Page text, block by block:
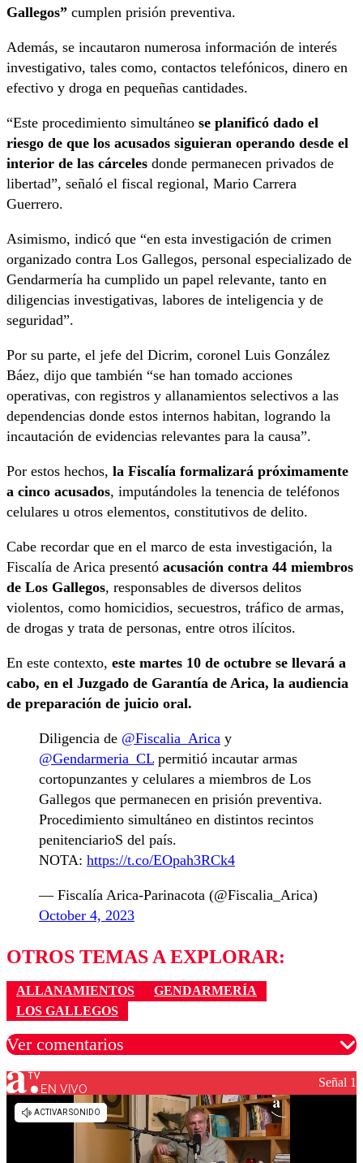
Gallegos” cumplen prisión preventiva.
Además, se incautaron numerosa información de interés
investigativo, tales como, contactos telefónicos, dinero en
efectivo y droga en pequeñas cantidades.
“Este procedimiento simultáneo se planificó dado el
riesgo de que los acusados siguieran operando desde el
interior de las cárceles donde permanecen privados de
libertad”, señaló el fiscal regional, Mario Carrera
Guerrero.
Asimismo, indicó que “en esta investigación de crimen
organizado contra Los Gallegos, personal especializado de
Gendarmería ha cumplido un papel relevante, tanto en
diligencias investigativas, labores de inteligencia y de
seguridad”.
Por su parte, el jefe del Dicrim, coronel Luis González
Báez, dijo que también “se han tomado acciones
operativas, con registros y allanamientos selectivos a las
dependencias donde estos internos habitan, logrando la
incautación de evidencias relevantes para la causa”.
Por estos hechos, la Fiscalía formalizará próximamente
a cinco acusados, imputándoles la tenencia de teléfonos
celulares u otros elementos, constitutivos de delito.
Cabe recordar que en el marco de esta investigación, la
Fiscalía de Arica presentó acusación contra 44 miembros
de Los Gallegos, responsables de diversos delitos
violentos, como homicidios, secuestros, tráfico de armas,
de drogas y trata de personas, entre otros ilícitos.
En este contexto, este martes 10 de octubre se llevará a
cabo, en el Juzgado de Garantía de Arica, la audiencia
de preparación de juicio oral.
Diligencia de @Fiscalia_Arica y
@Gendarmeria_CL permitió incautar armas
cortopunzantes y celulares a miembros de Los
Gallegos que permanecen en prisión preventiva.
Procedimiento simultáneo en distintos recintos
penitenciarioS del país.
NOTA: https://t.co/EOpah3RCk4
— Fiscalía Arica-Parinacota (@Fiscalia_Arica)
October 4, 2023
OTROS TEMAS A EXPLORAR:
ALLANAMIENTOS
GENDARMERÍA
LOS GALLEGOS
Ver comentarios
Los comentarios son moderados para garantizar un
diálogo respetuoso.
EN VIVO Señal 1